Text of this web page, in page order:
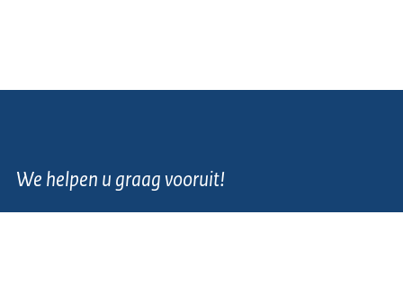
We helpen u graag vooruit!